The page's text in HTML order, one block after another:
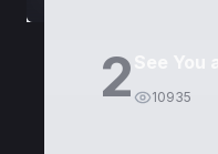
2 10935